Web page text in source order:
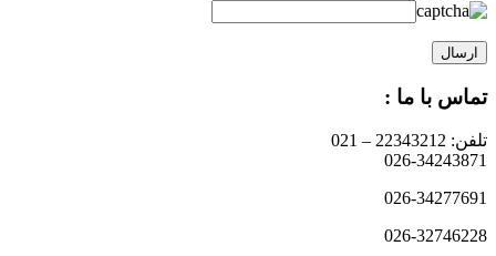
تماس با ما :
تلفن: 22343212 – 021
026-34243871
026-34277691
026-32746228